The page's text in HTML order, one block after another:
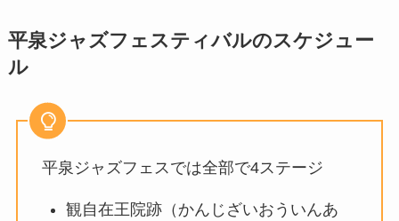
平泉ジャズフェスティバルのスケジュー
ル
平泉ジャズフェスでは全部で4ステージ
観自在王院跡（かんじざいおういんあ